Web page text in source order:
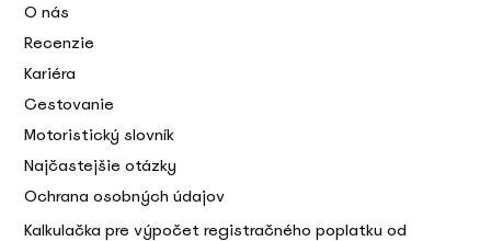
O nás
Recenzie
Kariéra
Cestovanie
Motoristický slovník
Najčastejšie otázky
Ochrana osobných údajov
Kalkulačka pre výpočet registračného poplatku od